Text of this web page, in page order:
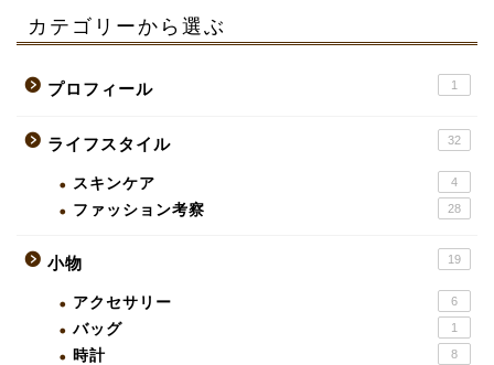
カテゴリーから選ぶ
プロフィール 1
ライフスタイル 32
スキンケア 4
ファッション考察 28
小物 19
アクセサリー 6
バッグ 1
時計 8